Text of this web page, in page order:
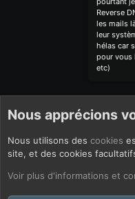
Reverse
les mails
leur
hélas car
pour vous
etc)
Nous apprécions
Nous utilisons des cookies
site, et des cookies
Voir plus d'informations et